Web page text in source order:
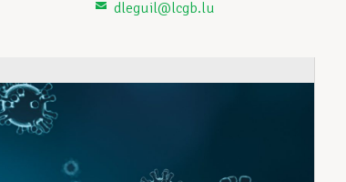
dleguil@lcgb.lu